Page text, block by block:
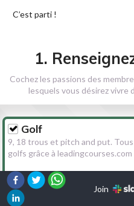
C’est parti !
1.
Cochez les passions des
lesquels vous désirez
Golf
9, 18 trous et pitch and put.
golfs grâce à leadingcourses.com
Randonnée
Join